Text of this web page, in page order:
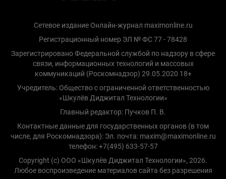
Сетевое издание Онлайн-журнал maximonline.ru
Регистрационный номер ЭЛ № ФС 77 - 78428
Зарегистрировано Федеральной службой по надзору в сфере
связи, информационных технологий и массовых
коммуникаций (Роскомнадзор) 29.05.2020 18+
Учредитель: Общество с ограниченной ответственностью
«Шкулёв Диджитал Технологии»
Главный редактор: Пучков П. В.
Контактные данные для государственных органов (в том
числе, для Роскомнадзора): Эл. почта: maxim@maximonline.ru
телефон: +7(495) 633-57-57
Copyright (с) ООО «Шкулёв Диджитал Технологии», 2026.
Любое воспроизведение материалов сайта без разрешения